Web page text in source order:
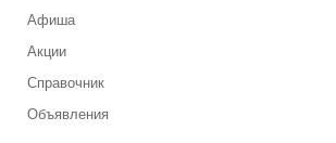
Афиша
Акции
Справочник
Объявления